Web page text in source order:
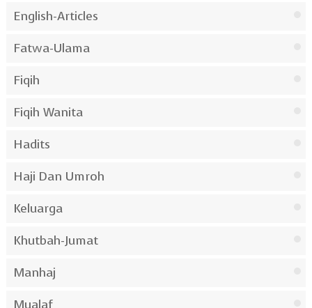
English-Articles
Fatwa-Ulama
Fiqih
Fiqih Wanita
Hadits
Haji Dan Umroh
Keluarga
Khutbah-Jumat
Manhaj